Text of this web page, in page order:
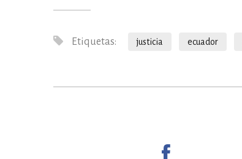
Etiquetas: justicia ecuador